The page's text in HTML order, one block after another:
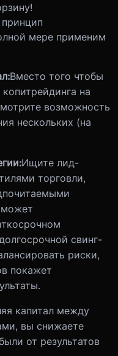
мере применим
Вместо того чтобы
на
возможность
нескольких (на
Ищите лид-
торговли,
свинг-
риски,
покажет
капитал между
вы снижаете
от результатов